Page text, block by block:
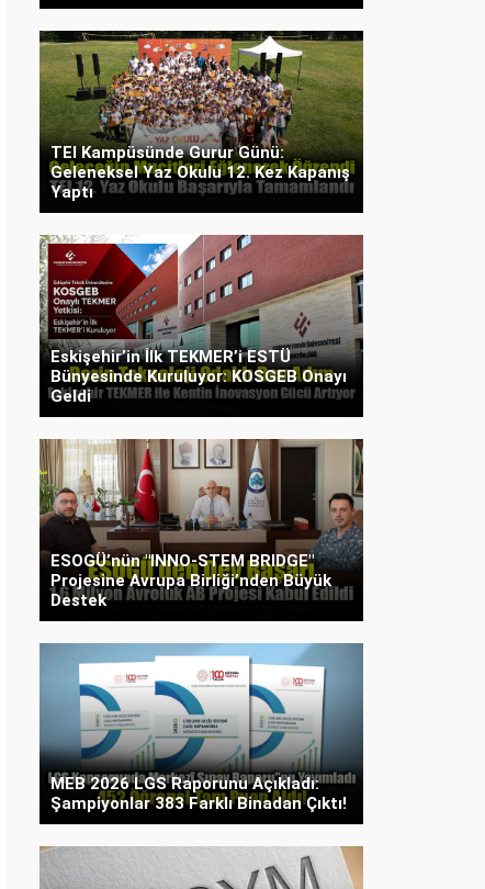
TEI Kampüsünde Gurur Günü:
Geleneksel Yaz Okulu 12. Kez Kapanış
Yaptı
Eskişehir’in İlk TEKMER’i ESTÜ
Bünyesinde Kuruluyor: KOSGEB Onayı
Geldi
ESOGÜ’nün "INNO-STEM BRIDGE"
Projesine Avrupa Birliği’nden Büyük
Destek
MEB 2026 LGS Raporunu Açıkladı:
Şampiyonlar 383 Farklı Binadan Çıktı!